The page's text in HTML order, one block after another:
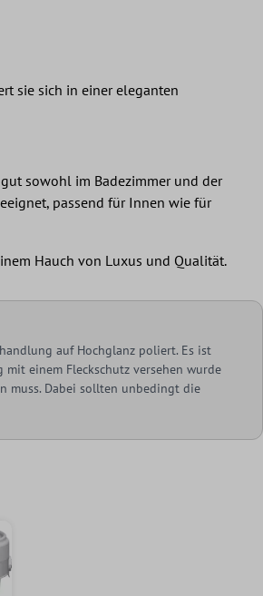
sie sich in einer eleganten
sowohl im Badezimmer und der
passend für Innen wie für
Hauch von Luxus und Qualität.
auf Hochglanz poliert. Es ist
einem Fleckschutz versehen wurde
muss. Dabei sollten unbedingt die